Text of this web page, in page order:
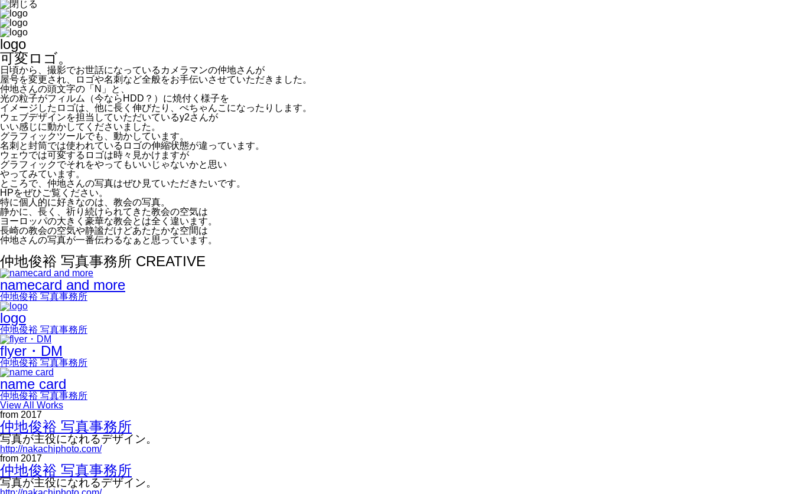
logo
可変ロゴ。
日頃から、撮影でお世話になっているカメラマンの仲地さんが
屋号を変更され、ロゴや名刺など全般をお手伝いさせていただきました。
仲地さんの頭文字の「N」と、
光の粒子がフィルム（今ならHDD？）に焼付く様子を
イメージしたロゴは、他に長く伸びたり、ぺちゃんこになったりします。
ウェブデザインを担当していただいているy2さんが
いい感じに動かしてくださいました。
グラフィックツールでも、動かしています。
名刺と封筒では使われているロゴの伸縮状態が違っています。
ウェウでは可変するロゴは時々見かけますが
グラフィックでそれをやってもいいじゃないかと思い
やってみています。
ところで、仲地さんの写真はぜひ見ていただきたいです。
HPをぜひご覧ください。
特に個人的に好きなのは、教会の写真。
静かに、長く、祈り続けられてきた教会の空気は
ヨーロッパの大きく豪華な教会とは全く違います。
長崎の教会の空気や静謐だけどあたたかな空間は
仲地さんの写真が一番伝わるなぁと思っています。
仲地俊裕 写真事務所 CREATIVE
namecard and more
仲地俊裕 写真事務所
logo
仲地俊裕 写真事務所
flyer・DM
仲地俊裕 写真事務所
name card
仲地俊裕 写真事務所
View All Works
from 2017
仲地俊裕 写真事務所
写真が主役になれるデザイン。
http://nakachiphoto.com/
from 2017
仲地俊裕 写真事務所
写真が主役になれるデザイン。